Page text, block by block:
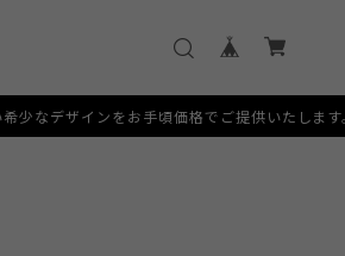
頃価格でご提供いたします。 [SERVICE]